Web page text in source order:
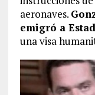
aeronaves.
emigró a
una visa